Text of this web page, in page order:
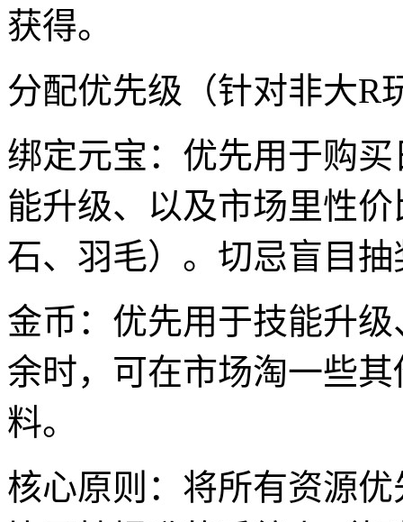
获得。
分配优先级（针对非大R
绑定元宝：优先用于购
能升级、以及市场里性
石、羽毛）。切忌盲目抽
金币：优先用于技能升
余时，可在市场淘一些
料。
核心原则：将所有资源